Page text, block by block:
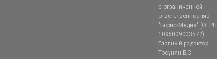
с ограниченной
ответственностью
"Борис-Медиа" (ОГРН
1095009003572)
Главный редактор:
Тосунян Б.С.